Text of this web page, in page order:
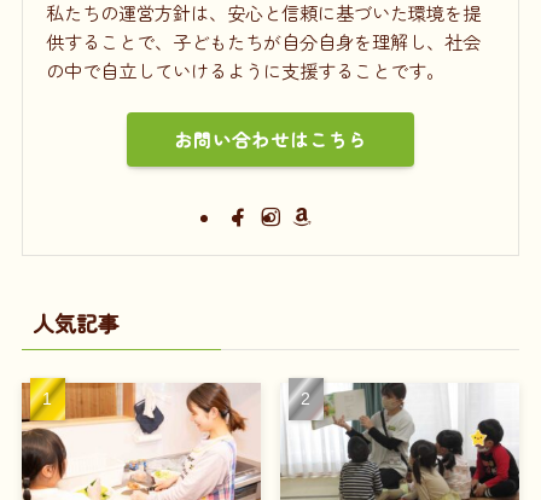
私たちの運営方針は、安心と信頼に基づいた環境を提
供することで、子どもたちが自分自身を理解し、社会
の中で自立していけるように支援することです。
お問い合わせはこちら
人気記事